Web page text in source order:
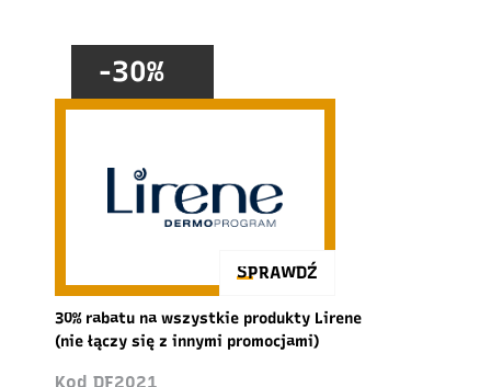
-30%
SPRAWDŹ
30% rabatu na wszystkie produkty Lirene
(nie łączy się z innymi promocjami)
Kod DF2021